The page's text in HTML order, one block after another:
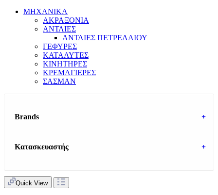
ΜΗΧΑΝΙΚΑ
ΑΚΡΑΞΟΝΙΑ
ΑΝΤΛΙΕΣ
ΑΝΤΛΙΕΣ ΠΕΤΡΕΛΑΙΟΥ
ΓΕΦΥΡΕΣ
ΚΑΤΑΛΥΤΕΣ
ΚΙΝΗΤΗΡΕΣ
ΚΡΕΜΑΓΙΕΡΕΣ
ΣΑΣΜΑΝ
Brands +
Κατασκευαστής +
Quick View